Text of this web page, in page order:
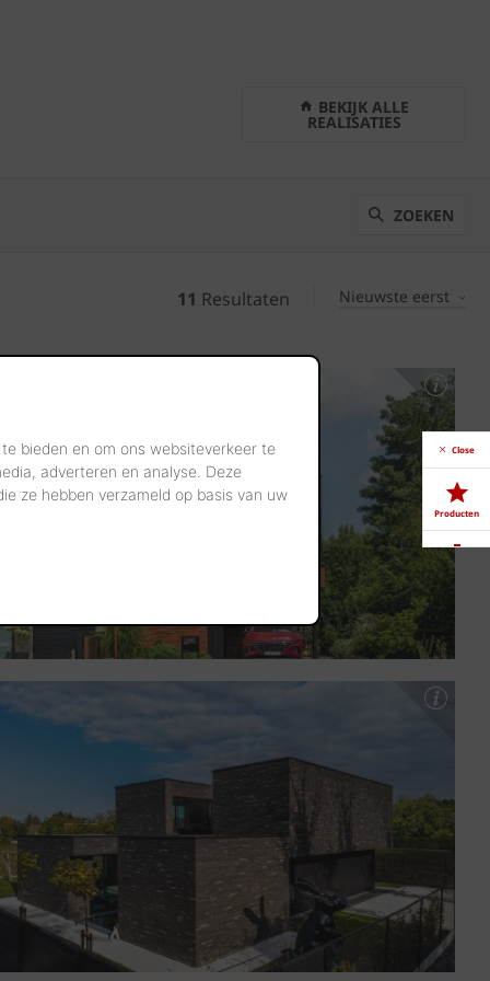
bieden en om ons websiteverkeer te
adverteren en analyse. Deze
ze hebben verzameld op basis van uw
BEKIJK ALLE
REALISATIES
ZOEKEN
11 Resultaten Nieuwste eerst
Close
Producten
Downloads
Showrooms